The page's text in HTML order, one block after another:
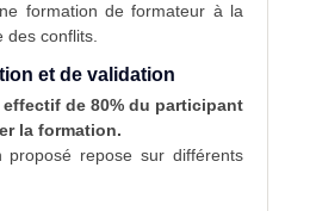
formation de formateur à la
des conflits.
et de validation
de 80% du participant
la formation.
proposé repose sur différents